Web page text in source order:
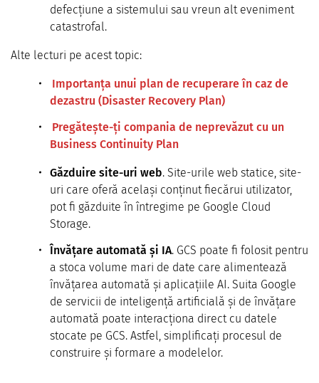
defecțiune a sistemului sau vreun alt eveniment
catastrofal.
Alte lecturi pe acest topic:
Importanța unui plan de recuperare în caz de
dezastru (Disaster Recovery Plan)
Pregătește-ți compania de neprevăzut cu un
Business Continuity Plan
Găzduire site-uri web. Site-urile web statice, site-
uri care oferă același conținut fiecărui utilizator,
pot fi găzduite în întregime pe Google Cloud
Storage.
Învățare automată și IA. GCS poate fi folosit pentru
a stoca volume mari de date care alimentează
învățarea automată și aplicațiile AI. Suita Google
de servicii de inteligență artificială și de învățare
automată poate interacționa direct cu datele
stocate pe GCS. Astfel, simplificați procesul de
construire și formare a modelelor.